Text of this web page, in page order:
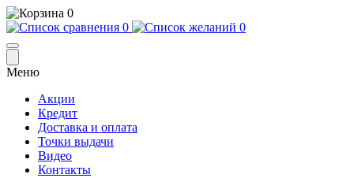
0
0
0
Меню
Акции
Кредит
Доставка и оплата
Точки выдачи
Видео
Контакты